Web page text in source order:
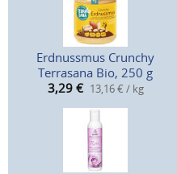
Erdnussmus Crunchy
Terrasana Bio, 250 g
3,29 € 13,16 € / kg